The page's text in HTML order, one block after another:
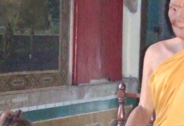
ลงให้ชมค่ะ